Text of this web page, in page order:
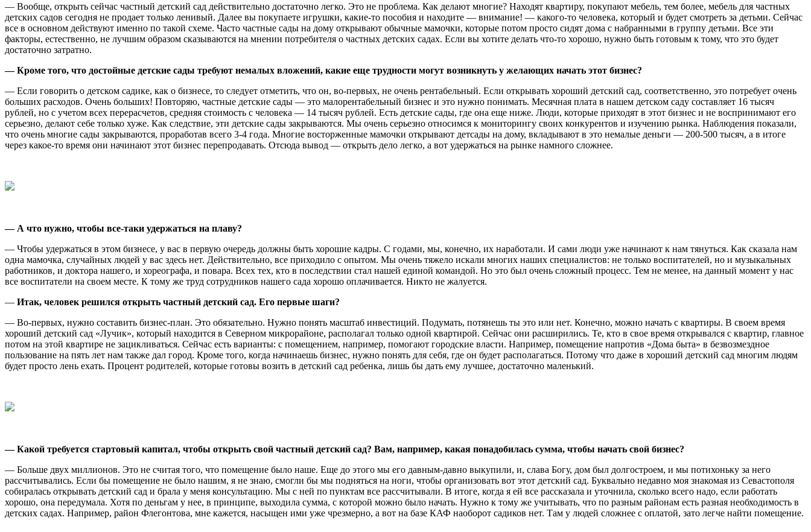
— Вообще, открыть сейчас частный детский сад действительно достаточно легко. Это не проблема. Как делают многие? Находят квартиру, покупают мебель, тем более, мебель для частных
детских садов сегодня не продает только ленивый. Далее вы покупаете игрушки, какие-то пособия и находите — внимание! — какого-то человека, который и будет смотреть за детьми. Сейчас
все в основном действуют именно по такой схеме. Часто частные сады на дому открывают обычные мамочки, которые потом просто сидят дома с набранными в группу детьми. Все эти
факторы, естественно, не лучшим образом сказываются на мнении потребителя о частных детских садах. Если вы хотите делать что-то хорошо, нужно быть готовым к тому, что это будет
достаточно затратно.
— Кроме того, что достойные детские сады требуют немалых вложений, какие еще трудности могут возникнуть у желающих начать этот бизнес?
— Если говорить о детском садике, как о бизнесе, то следует отметить, что он, во-первых, не очень рентабельный. Если открывать хороший детский сад, соответственно, это потребует очень
больших расходов. Очень больших! Повторяю, частные детские сады — это малорентабельный бизнес и это нужно понимать. Месячная плата в нашем детском саду составляет 16 тысяч
рублей, но с учетом всех перерасчетов, средняя стоимость с человека — 14 тысяч рублей. Есть детские сады, где она еще ниже. Люди, которые приходят в этот бизнес и не воспринимают его
серьезно, делают себе только хуже. Как следствие, эти детские сады закрываются. Мы очень серьезно относимся к мониторингу своих конкурентов и изучению рынка. Наблюдения показали,
что очень многие сады закрываются, проработав всего 3-4 года. Многие восторженные мамочки открывают детсады на дому, вкладывают в это немалые деньги — 200-500 тысяч, а в итоге
через какое-то время они начинают этот бизнес перепродавать. Отсюда вывод — открыть дело легко, а вот удержаться на рынке намного сложнее.
— А что нужно, чтобы все-таки удержаться на плаву?
— Чтобы удержаться в этом бизнесе, у вас в первую очередь должны быть хорошие кадры. С годами, мы, конечно, их наработали. И сами люди уже начинают к нам тянуться. Как сказала нам
одна мамочка, случайных людей у вас здесь нет. Действительно, все приходило с опытом. Мы очень тяжело искали многих наших специалистов: не только воспитателей, но и музыкальных
работников, и доктора нашего, и хореографа, и повара. Всех тех, кто в последствии стал нашей единой командой. Но это был очень сложный процесс. Тем не менее, на данный момент у нас
все воспитатели на своем месте. К тому же труд сотрудников нашего сада хорошо оплачивается. Никто не жалуется.
— Итак, человек решился открыть частный детский сад. Его первые шаги?
— Во-первых, нужно составить бизнес-план. Это обязательно. Нужно понять масштаб инвестиций. Подумать, потянешь ты это или нет. Конечно, можно начать с квартиры. В своем время
хороший детский сад «Лучик», который находится в Северном микрорайоне, располагал только одной квартирой. Сейчас они расширились. Те, кто в свое время открывался с квартир, главное
потом на этой квартире не зацикливаться. Сейчас есть варианты: с помещением, например, помогают городские власти. Например, помещение напротив «Дома быта» в безвозмездное
пользование на пять лет нам также дал город. Кроме того, когда начинаешь бизнес, нужно понять для себя, где он будет располагаться. Потому что даже в хороший детский сад многим людям
будет просто лень ехать. Процент родителей, которые готовы возить в детский сад ребенка, лишь бы дать ему лучшее, достаточно маленький.
— Какой требуется стартовый капитал, чтобы открыть свой частный детский сад? Вам, например, какая понадобилась сумма, чтобы начать свой бизнес?
— Больше двух миллионов. Это не считая того, что помещение было наше. Еще до этого мы его давным-давно выкупили, и, слава Богу, дом был долгостроем, и мы потихоньку за него
рассчитывались. Если бы помещение не было нашим, я не знаю, смогли бы мы подняться на ноги, чтобы организовать вот этот детский сад. Буквально недавно моя знакомая из Севастополя
собиралась открывать детский сад и брала у меня консультацию. Мы с ней по пунктам все рассчитывали. В итоге, когда я ей все рассказала и уточнила, сколько всего надо, если работать
хорошо, она передумала. Хотя по деньгам у нее, в принципе, выходила сумма, с которой можно было начать. Нужно к тому же учитывать, что по разным районам есть разная необходимость в
детских садах. Например, район Флегонтова, мне кажется, насыщен ими уже чрезмерно, а вот на базе КАФ наоборот садиков нет. Там у людей сложнее с оплатой, зато легче найти помещение.